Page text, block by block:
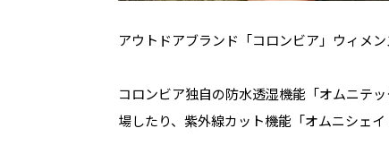
アウトドアブランド「コロンビア」ウィメ
コロンビア独自の防水透湿機能「オムニテ
場したり、紫外線カット機能「オムニシェ